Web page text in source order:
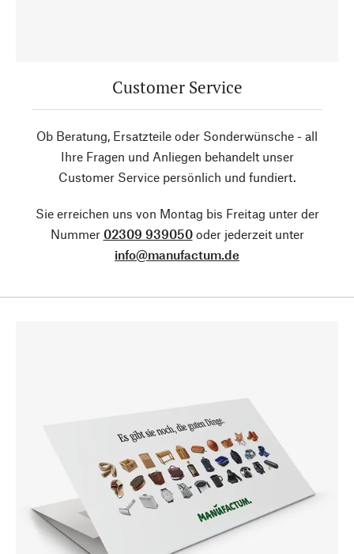
Customer Service
Ob Beratung, Ersatzteile oder Sonderwünsche - all
Ihre Fragen und Anliegen behandelt unser
Customer Service persönlich und fundiert.
Sie erreichen uns von Montag bis Freitag unter der
Nummer 02309 939050oder jederzeit unter
info@manufactum.de